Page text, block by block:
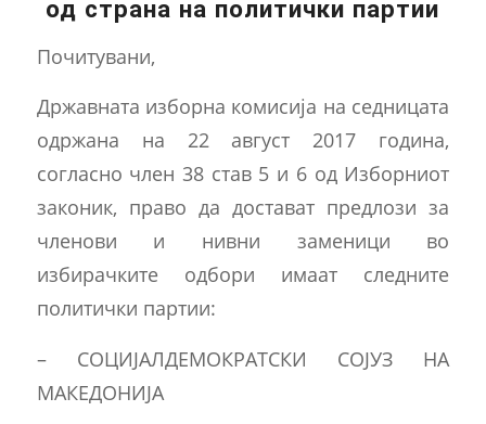
од страна на политички партии
Почитувани,
Државната изборна комисија на седницата
одржана на 22 август 2017 година,
согласно член 38 став 5 и 6 од Изборниот
законик, право да достават предлози за
членови и нивни заменици во
избирачките одбори имаат следните
политички партии:
– СОЦИЈАЛДЕМОКРАТСКИ СОЈУЗ НА
МАКЕДОНИЈА